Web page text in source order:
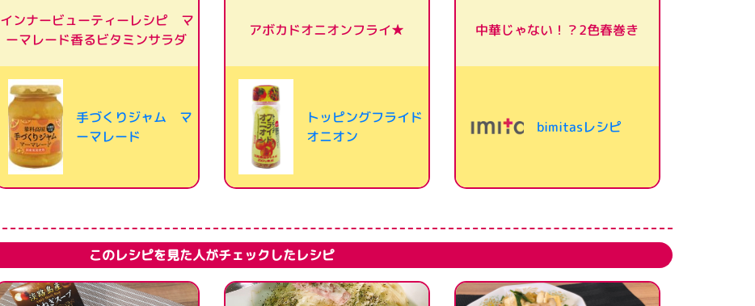
インナービューティーレシピ マ
ーマレード香るビタミンサラダ
手づくりジャム マ
ーマレード
アボカドオニオンフライ★
トッピングフライド
オニオン
中華じゃない！？2色春巻き
bimitasレシピ
このレシピを見た人がチェックしたレシピ